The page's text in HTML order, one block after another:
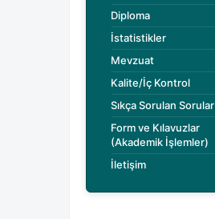
Diploma
İstatistikler
Mevzuat
Kalite/İç Kontrol
Sıkça Sorulan Sorular
Form ve Kılavuzlar
(Akademik İşlemler)
İletişim